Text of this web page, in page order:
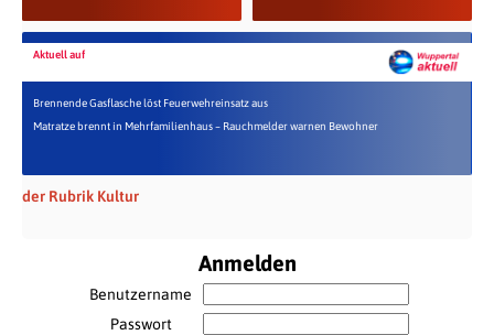
Aktuell auf
Brennende Gasflasche löst Feuerwehreinsatz aus
Matratze brennt in Mehrfamilienhaus – Rauchmelder warnen Bewohner
der Rubrik Kultur
Anmelden
Benutzername
Passwort